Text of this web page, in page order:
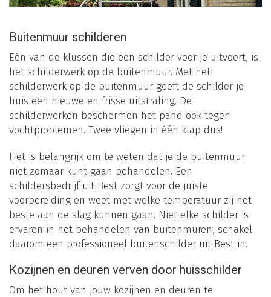
Buitenmuur schilderen
Eén van de klussen die een schilder voor je uitvoert, is
het schilderwerk op de buitenmuur. Met het
schilderwerk op de buitenmuur geeft de schilder je
huis een nieuwe en frisse uitstraling. De
schilderwerken beschermen het pand ook tegen
vochtproblemen. Twee vliegen in één klap dus!
Het is belangrijk om te weten dat je de buitenmuur
niet zomaar kunt gaan behandelen. Een
schildersbedrijf uit Best zorgt voor de juiste
voorbereiding en weet met welke temperatuur zij het
beste aan de slag kunnen gaan. Niet elke schilder is
ervaren in het behandelen van buitenmuren, schakel
daarom een professioneel buitenschilder uit Best in.
Kozijnen en deuren verven door huisschilder
Om het hout van jouw kozijnen en deuren te